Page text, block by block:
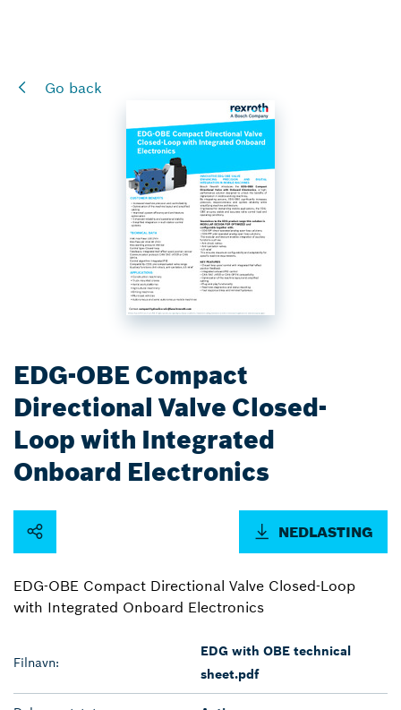
Go back
EDG-OBE Compact
Directional Valve Closed-
Loop with Integrated
Onboard Electronics
NEDLASTING
EDG-OBE Compact Directional Valve Closed-Loop
with Integrated Onboard Electronics
Filnavn:
EDG with OBE technical
sheet.pdf